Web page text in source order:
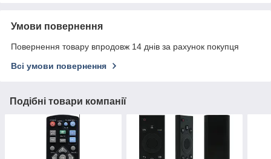
Умови повернення
Повернення товару впродовж 14 днів за рахунок покупця
Всі умови повернення
Подібні товари компанії